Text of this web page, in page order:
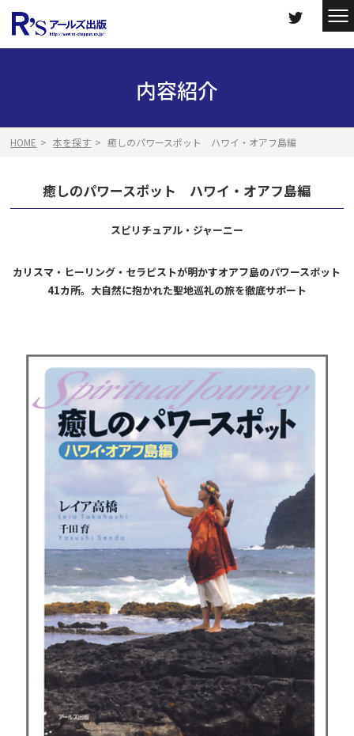
内容紹介
HOME 本を探す 癒しのパワースポット ハワイ・オアフ島編
癒しのパワースポット ハワイ・オアフ島編
スピリチュアル・ジャーニー
カリスマ・ヒーリング・セラピストが明かすオアフ島のパワースポット
41カ所。大自然に抱かれた聖地巡礼の旅を徹底サポート